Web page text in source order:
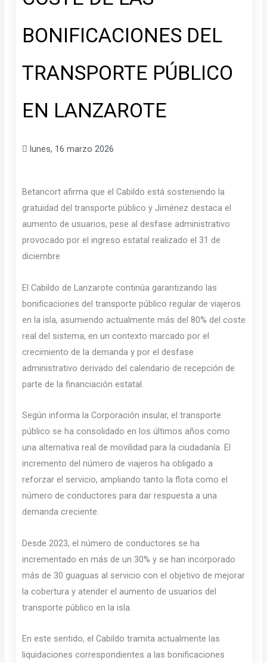
BONIFICACIONES DEL
TRANSPORTE PÚBLICO
EN LANZAROTE
lunes, 16 marzo 2026
Betancort afirma que el Cabildo está sosteniendo la
gratuidad del transporte público y Jiménez destaca el
aumento de usuarios, pese al desfase administrativo
provocado por el ingreso estatal realizado el 31 de
diciembre
El Cabildo de Lanzarote continúa garantizando las
bonificaciones del transporte público regular de viajeros
en la isla, asumiendo actualmente más del 80% del coste
real del sistema, en un contexto marcado por el
crecimiento de la demanda y por el desfase
administrativo derivado del calendario de recepción de
parte de la financiación estatal.
Según informa la Corporación insular, el transporte
público se ha consolidado en los últimos años como
una alternativa real de movilidad para la ciudadanía. El
incremento del número de viajeros ha obligado a
reforzar el servicio, ampliando tanto la flota como el
número de conductores para dar respuesta a una
demanda creciente.
Desde 2023, el número de conductores se ha
incrementado en más de un 30% y se han incorporado
más de 30 guaguas al servicio con el objetivo de mejorar
la cobertura y atender el aumento de usuarios del
transporte público en la isla.
En este sentido, el Cabildo tramita actualmente las
liquidaciones correspondientes a las bonificaciones